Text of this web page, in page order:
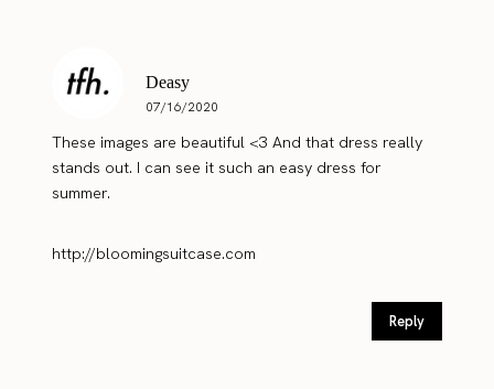
Deasy
07/16/2020
These images are beautiful <3 And that dress really
stands out. I can see it such an easy dress for
summer.
http://bloomingsuitcase.com
Reply